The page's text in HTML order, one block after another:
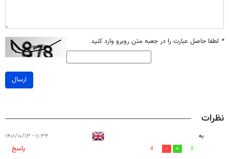
* لطفا حاصل عبارت را در جعبه متن روبرو وارد کنید
ارسال
نظرات
به ۱۱:۳۴ - ۱۴۰۱/۱۰/۱۳
0
4
پاسخ